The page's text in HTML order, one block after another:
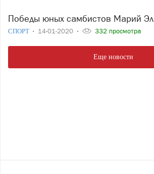
Победы юных самбистов Марий Эл
СПОРТ 14-01-2020 332 просмотра
Еще новости